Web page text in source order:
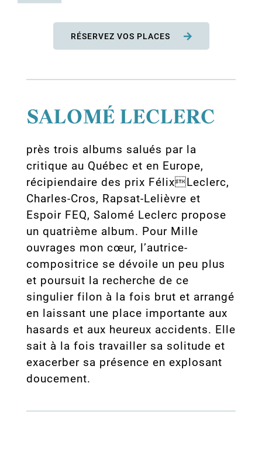
RÉSERVEZ VOS PLACES
SALOMÉ LECLERC
près trois albums salués par la
critique au Québec et en Europe,
récipiendaire des prix FélixLeclerc,
Charles-Cros, Rapsat-Lelièvre et
Espoir FEQ, Salomé Leclerc propose
un quatrième album. Pour Mille
ouvrages mon cœur, l’autrice-
compositrice se dévoile un peu plus
et poursuit la recherche de ce
singulier filon à la fois brut et arrangé
en laissant une place importante aux
hasards et aux heureux accidents. Elle
sait à la fois travailler sa solitude et
exacerber sa présence en explosant
doucement.